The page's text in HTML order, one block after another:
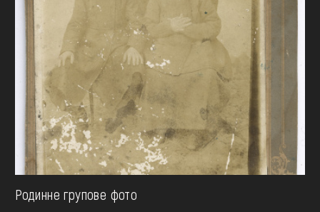
Родинне групове фото